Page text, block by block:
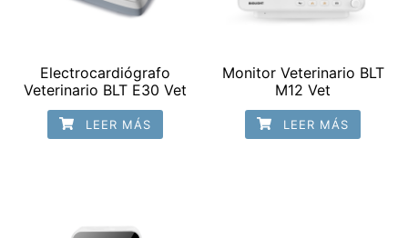
Electrocardiógrafo
Veterinario BLT E30 Vet
LEER MÁS
Monitor Veterinario BLT
M12 Vet
LEER MÁS